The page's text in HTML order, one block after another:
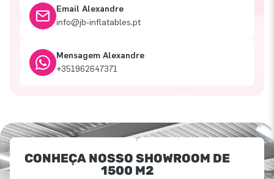
Email Alexandre
info@jb-inflatables.pt
Mensagem Alexandre
+351962647371
CONHEÇA NOSSO SHOWROOM DE
1500 M2